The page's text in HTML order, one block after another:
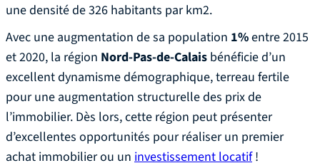
une densité de 326 habitants par km2.
Avec une augmentation de sa population 1%entre 2015
et 2020, la région Nord-Pas-de-Calais bénéficie d’un
excellent dynamisme démographique, terreau fertile
pour une augmentation structurelle des prix de
l’immobilier. Dès lors, cette région peut présenter
d’excellentes opportunités pour réaliser un premier
achat immobilier ou un investissement locatif!